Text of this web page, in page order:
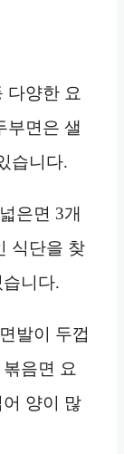
다양한 요
부면은 샐
습니다.
은면 3개
식단을 찾
니다.
발이 두껍
음면 요
양이 많